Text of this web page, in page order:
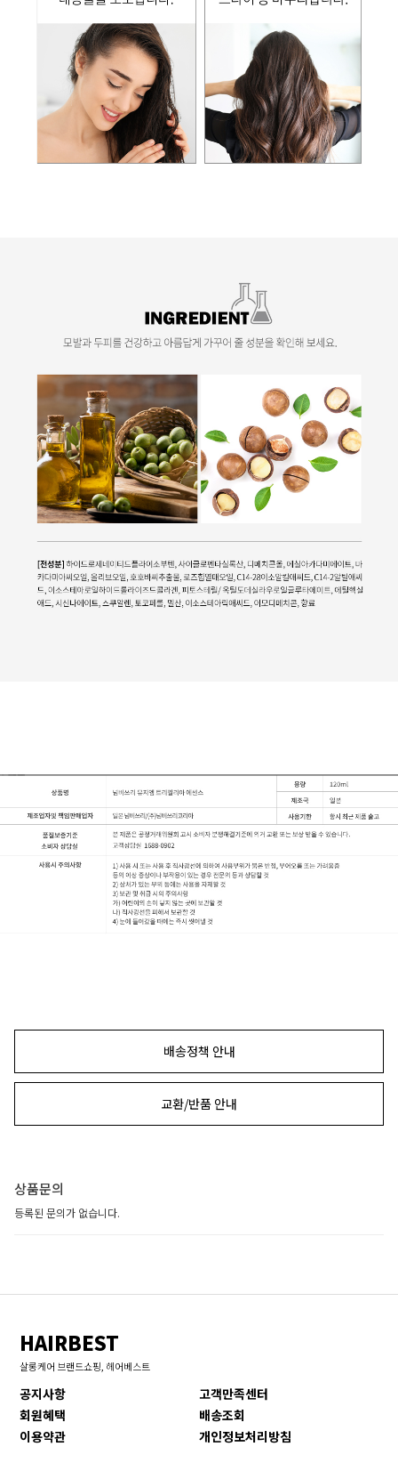
배송정책 안내
교환/반품 안내
상품문의
등록된 문의가 없습니다.
HAIRBEST
살롱케어 브랜드쇼핑, 헤어베스트
공지사항
고객만족센터
회원혜택
배송조회
이용약관
개인정보처리방침